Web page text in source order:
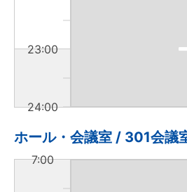
23:00
24:00
ホール・会議室 / 301会議
7:00